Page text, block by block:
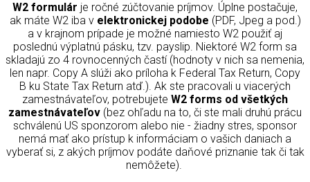
W2 formulár je ročné zúčtovanie príjmov. Úplne postačuje,
ak máte W2 iba v elektronickej podobe (PDF, Jpeg a pod.)
a v krajnom prípade je možné namiesto W2 použiť aj
poslednú výplatnú pásku, tzv. payslip. Niektoré W2 form sa
skladajú zo 4 rovnocenných častí (hodnoty v nich sa nemenia,
len napr. Copy A slúži ako príloha k Federal Tax Return, Copy
B ku State Tax Return atď.). Ak ste pracovali u viacerých
zamestnávateľov, potrebujete W2 forms od všetkých
zamestnávateľov (bez ohľadu na to, či ste mali druhú prácu
schválenú US sponzorom alebo nie - žiadny stres, sponsor
nemá mať ako prístup k informáciam o vašich daniach a
vyberať si, z akých príjmov podáte daňové priznanie tak či tak
nemôžete).